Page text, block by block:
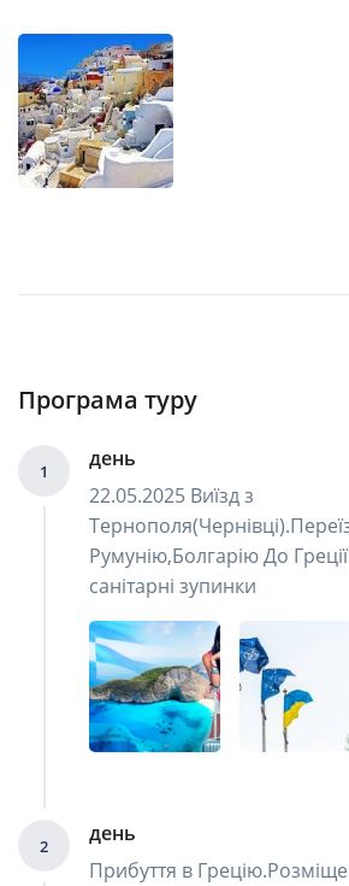
Програма туру
1
день
22.05.2025 Виїзд з
Румунію,Болгарію До
санітарні зупинки
2
день
Прибуття в